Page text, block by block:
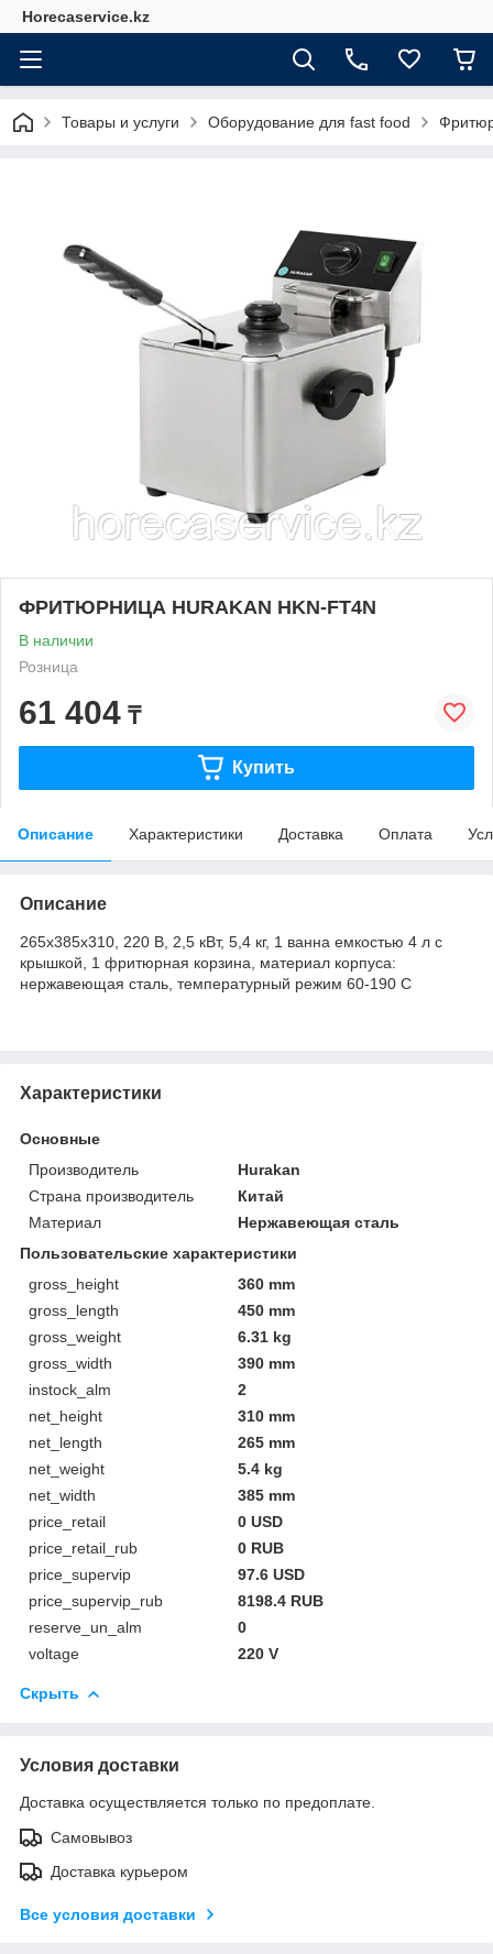
Horecaservice.kz
Товары и услуги Оборудование для fast food
ФРИТЮРНИЦА HURAKAN HKN-FT4N
В наличии
Розница
61 404 ₸
Купить
Описание Характеристики Доставка Оплата
Описание
265x385x310, 220 В, 2,5 кВт, 5,4 кг, 1 ванна емкостью 4 л с
крышкой, 1 фритюрная корзина, материал корпуса:
нержавеющая сталь, температурный режим 60-190 С
Характеристики
Основные
Производитель
Hurakan
Страна производитель
Китай
Материал
Нержавеющая сталь
Пользовательские характеристики
gross_height
360 mm
gross_length
450 mm
gross_weight
6.31 kg
gross_width
390 mm
instock_alm
2
net_height
310 mm
net_length
265 mm
net_weight
5.4 kg
net_width
385 mm
price_retail
0 USD
price_retail_rub
0 RUB
price_supervip
97.6 USD
price_supervip_rub
8198.4 RUB
reserve_un_alm
0
voltage
220 V
Скрыть
Условия доставки
Доставка осуществляется только по предоплате.
Самовывоз
Доставка курьером
Все условия доставки